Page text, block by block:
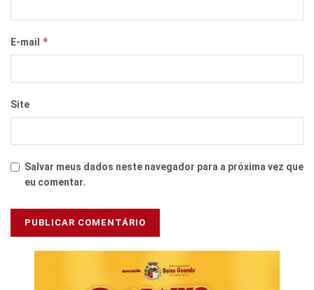
E-mail *
Site
Salvar meus dados neste navegador para a próxima vez que
eu comentar.